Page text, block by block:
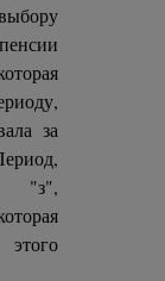
за
"з",